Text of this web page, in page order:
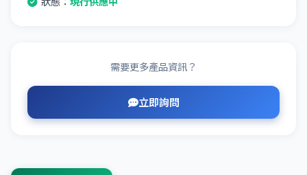
需要更多產品資訊？
立即詢問